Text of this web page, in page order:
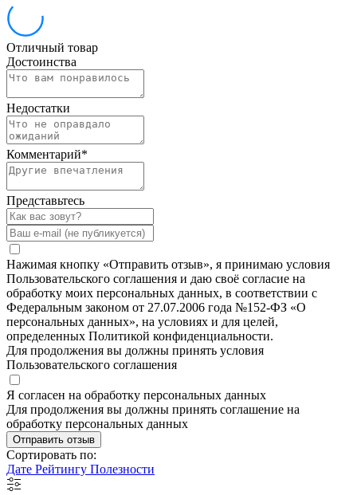
Отличный товар
Достоинства
Недостатки
Комментарий*
Представьтесь
Нажимая кнопку «Отправить отзыв», я принимаю условия
Пользовательского соглашения и даю своё согласие на
обработку моих персональных данных, в соответствии с
Федеральным законом от 27.07.2006 года №152-ФЗ «О
персональных данных», на условиях и для целей,
определенных Политикой конфиденциальности.
Для продолжения вы должны принять условия
Пользовательского соглашения
Я согласен на обработку персональных данных
Для продолжения вы должны принять соглашение на
обработку персональных данных
Отправить отзыв
Сортировать по:
Дате Рейтингу Полезности